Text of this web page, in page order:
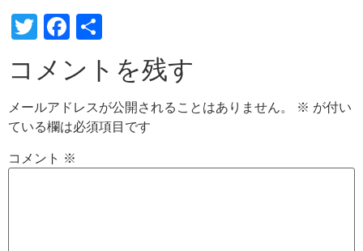
TwitterFacebook
有
コメントを残す
メールアドレスが公開されることはありません。 ※ が付い
ている欄は必須項目です
コメント ※